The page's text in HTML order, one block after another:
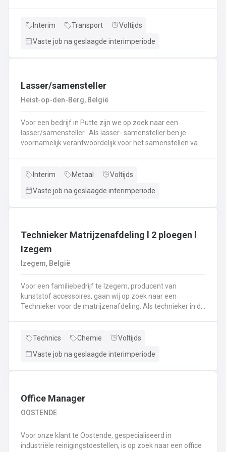
vloeistoffen.Laden en lossen volgens de voorgeschreven
documenten.Naleven van rij- en rusttijden en ADR-
Interim Transport
Voltijds
Vaste job na geslaagde interimperiode
Lasser/samensteller
Heist-op-den-Berg, België
Voor een bedrijf in Putte zijn we op zoek naar een
lasser/samensteller. Als lasser- samensteller ben je
voornamelijk verantwoordelijk voor het samenstellen van
het realiseren van onze projecten.Je werkt samen met
dagelijkse leiding van Atelierverantwoordelijke.
Interim Metaal
Voltijds
Vaste job na geslaagde interimperiode
Technieker Matrijzenafdeling l 2 ploegen l
Izegem
Izegem, België
Voor een familiebedrijf te Izegem, producent van
kunststof accessoires, gaan wij op zoek naar een
Technieker voor de matrijzenafdeling. Als technieker in de
productie en stel je de machines correct in.Bovendien
analyseer je fouten en waar nodig neem je corrigerende
de veiligheidssystemen behoort eveneens tot jouw
de productie en anticipeer je op veranderingen.
Technics Chemie
Voltijds
Vaste job na geslaagde interimperiode
Office Manager
OOSTENDE
Voor onze klant te Oostende, gespecialiseerd in
industriële reinigingstoestellen, is op zoek naar een office